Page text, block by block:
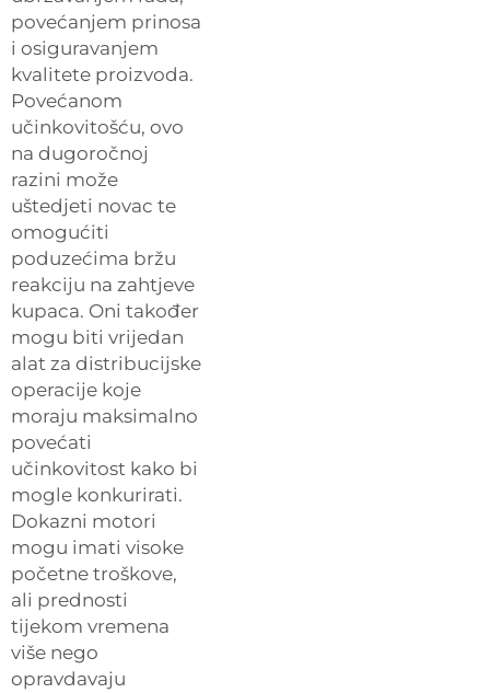
povećanjem prinosa
i osiguravanjem
kvalitete proizvoda.
Povećanom
učinkovitošću, ovo
na dugoročnoj
razini može
uštedjeti novac te
omogućiti
poduzećima bržu
reakciju na zahtjeve
kupaca. Oni također
mogu biti vrijedan
alat za distribucijske
operacije koje
moraju maksimalno
povećati
učinkovitost kako bi
mogle konkurirati.
Dokazni motori
mogu imati visoke
početne troškove,
ali prednosti
tijekom vremena
više nego
opravdavaju